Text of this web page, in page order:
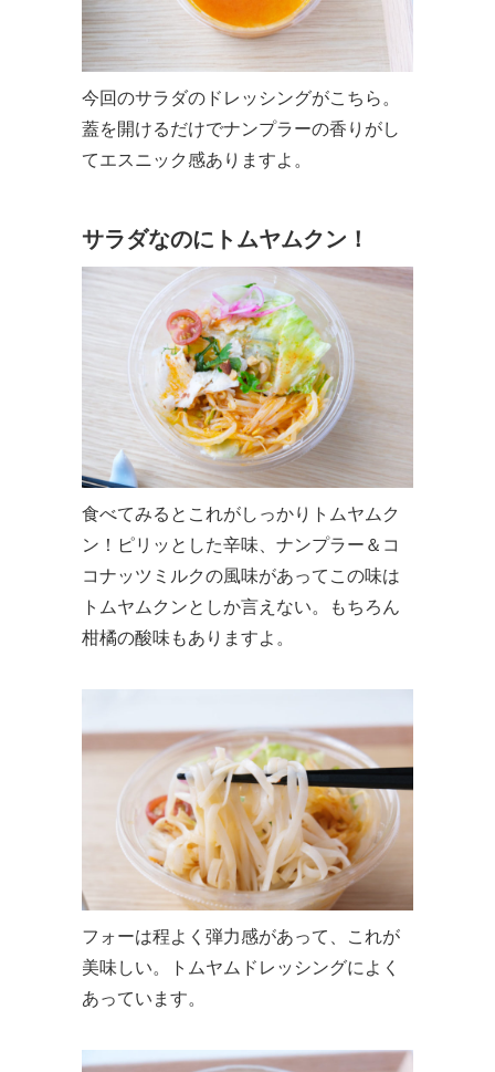
今回のサラダのドレッシングがこちら。
蓋を開けるだけでナンプラーの香りがし
てエスニック感ありますよ。
サラダなのにトムヤムクン！
食べてみるとこれがしっかりトムヤムク
ン！ピリッとした辛味、ナンプラー＆コ
コナッツミルクの風味があってこの味は
トムヤムクンとしか言えない。もちろん
柑橘の酸味もありますよ。
フォーは程よく弾力感があって、これが
美味しい。トムヤムドレッシングによく
あっています。